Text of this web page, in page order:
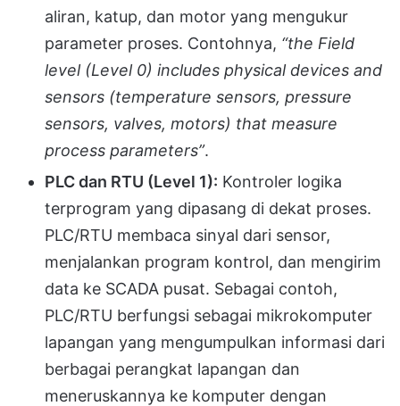
aliran, katup, dan motor yang mengukur
parameter proses. Contohnya, “the Field
level (Level 0) includes physical devices and
sensors (temperature sensors, pressure
sensors, valves, motors) that measure
process parameters”.
PLC dan RTU (Level 1): Kontroler logika
terprogram yang dipasang di dekat proses.
PLC/RTU membaca sinyal dari sensor,
menjalankan program kontrol, dan mengirim
data ke SCADA pusat. Sebagai contoh,
PLC/RTU berfungsi sebagai mikrokomputer
lapangan yang mengumpulkan informasi dari
berbagai perangkat lapangan dan
meneruskannya ke komputer dengan